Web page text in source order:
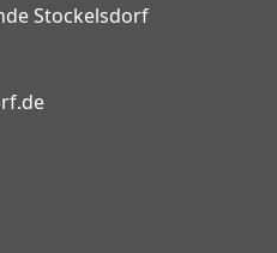
Stockelsdorf